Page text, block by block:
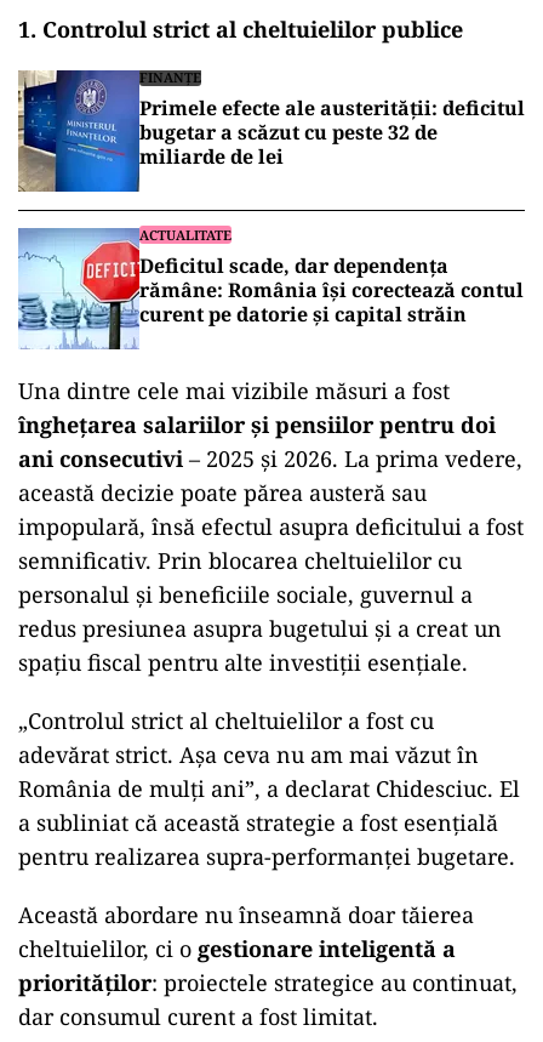
1. Controlul strict al cheltuielilor publice
FINANȚE
Primele efecte ale austerității: deficitul
bugetar a scăzut cu peste 32 de
miliarde de lei
ACTUALITATE
Deficitul scade, dar dependența
rămâne: România își corectează contul
curent pe datorie și capital străin
Una dintre cele mai vizibile măsuri a fost
înghețarea salariilor și pensiilor pentru doi
ani consecutivi – 2025 și 2026. La prima vedere,
această decizie poate părea austeră sau
impopulară, însă efectul asupra deficitului a fost
semnificativ. Prin blocarea cheltuielilor cu
personalul și beneficiile sociale, guvernul a
redus presiunea asupra bugetului și a creat un
spațiu fiscal pentru alte investiții esențiale.
„Controlul strict al cheltuielilor a fost cu
adevărat strict. Așa ceva nu am mai văzut în
România de mulți ani”, a declarat Chidesciuc. El
a subliniat că această strategie a fost esențială
pentru realizarea supra-performanței bugetare.
Această abordare nu înseamnă doar tăierea
cheltuielilor, ci o gestionare inteligentă a
priorităților: proiectele strategice au continuat,
dar consumul curent a fost limitat.